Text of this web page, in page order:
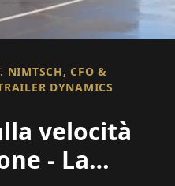
NIMTSCH, CFO &
DYNAMICS
velocità
- La